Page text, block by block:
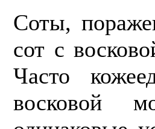
Соты,
сот с
Часто
восковой